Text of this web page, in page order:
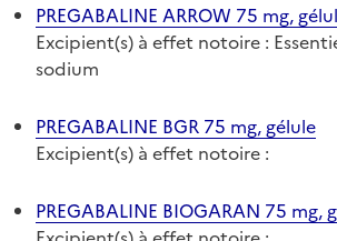
PREGABALINE ARROW 75 mg,
Excipient(s) à effet notoire :
sodium
PREGABALINE BGR 75 mg, gélule
Excipient(s) à effet notoire :
PREGABALINE BIOGARAN 75 mg,